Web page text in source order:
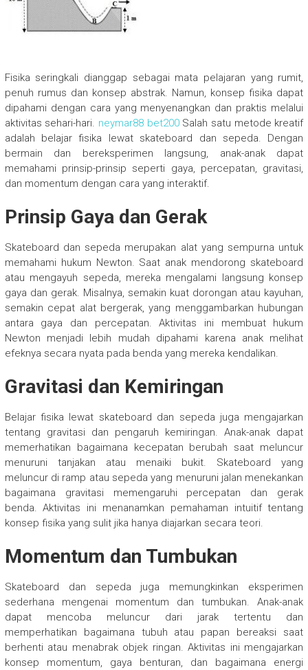
Fisika seringkali dianggap sebagai mata pelajaran yang rumit,
penuh rumus dan konsep abstrak. Namun, konsep fisika dapat
dipahami dengan cara yang menyenangkan dan praktis melalui
aktivitas sehari-hari. neymar88 bet200Salah satu metode kreatif
adalah belajar fisika lewat skateboard dan sepeda. Dengan
bermain dan bereksperimen langsung, anak-anak dapat
memahami prinsip-prinsip seperti gaya, percepatan, gravitasi,
dan momentum dengan cara yang interaktif.
Prinsip Gaya dan Gerak
Skateboard dan sepeda merupakan alat yang sempurna untuk
memahami hukum Newton. Saat anak mendorong skateboard
atau mengayuh sepeda, mereka mengalami langsung konsep
gaya dan gerak. Misalnya, semakin kuat dorongan atau kayuhan,
semakin cepat alat bergerak, yang menggambarkan hubungan
antara gaya dan percepatan. Aktivitas ini membuat hukum
Newton menjadi lebih mudah dipahami karena anak melihat
efeknya secara nyata pada benda yang mereka kendalikan.
Gravitasi dan Kemiringan
Belajar fisika lewat skateboard dan sepeda juga mengajarkan
tentang gravitasi dan pengaruh kemiringan. Anak-anak dapat
memerhatikan bagaimana kecepatan berubah saat meluncur
menuruni tanjakan atau menaiki bukit. Skateboard yang
meluncur di ramp atau sepeda yang menuruni jalan menekankan
bagaimana gravitasi memengaruhi percepatan dan gerak
benda. Aktivitas ini menanamkan pemahaman intuitif tentang
konsep fisika yang sulit jika hanya diajarkan secara teori.
Momentum dan Tumbukan
Skateboard dan sepeda juga memungkinkan eksperimen
sederhana mengenai momentum dan tumbukan. Anak-anak
dapat mencoba meluncur dari jarak tertentu dan
memperhatikan bagaimana tubuh atau papan bereaksi saat
berhenti atau menabrak objek ringan. Aktivitas ini mengajarkan
konsep momentum, gaya benturan, dan bagaimana energi